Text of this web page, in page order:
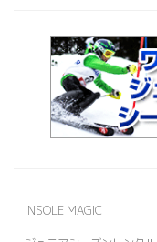
INSOLE MAGIC